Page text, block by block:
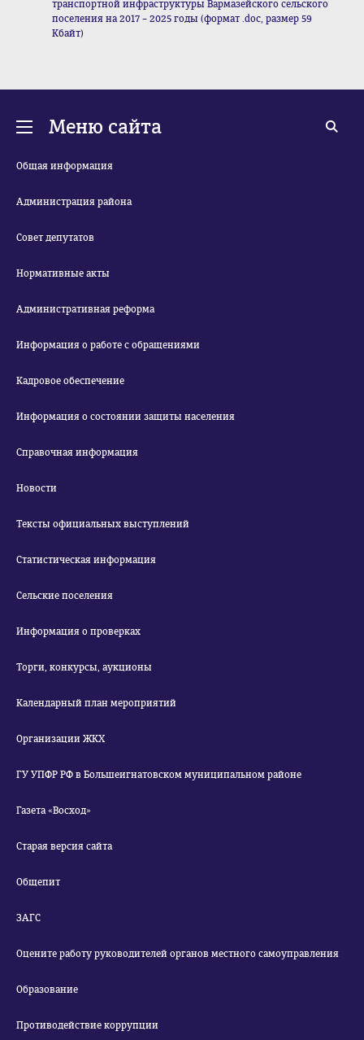
транспортной инфраструктуры Вармазейского сельского
поселения на 2017 – 2025 годы (формат .doc, размер 59
Кбайт)
Меню сайта
Общая информация
Администрация района
Совет депутатов
Нормативные акты
Административная реформа
Информация о работе с обращениями
Кадровое обеспечение
Информация о состоянии защиты населения
Справочная информация
Новости
Тексты официальных выступлений
Статистическая информация
Сельские поселения
Информация о проверках
Торги, конкурсы, аукционы
Календарный план мероприятий
Организации ЖКХ
ГУ УПФР РФ в Большеигнатовском муниципальном районе
Газета «Восход»
Старая версия сайта
Общепит
ЗАГС
Оцените работу руководителей органов местного самоуправления
Образование
Противодействие коррупции